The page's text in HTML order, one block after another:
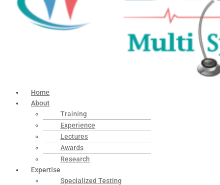
Home
About
Training
Experience
Lectures
Awards
Research
Expertise
Specialized Testing